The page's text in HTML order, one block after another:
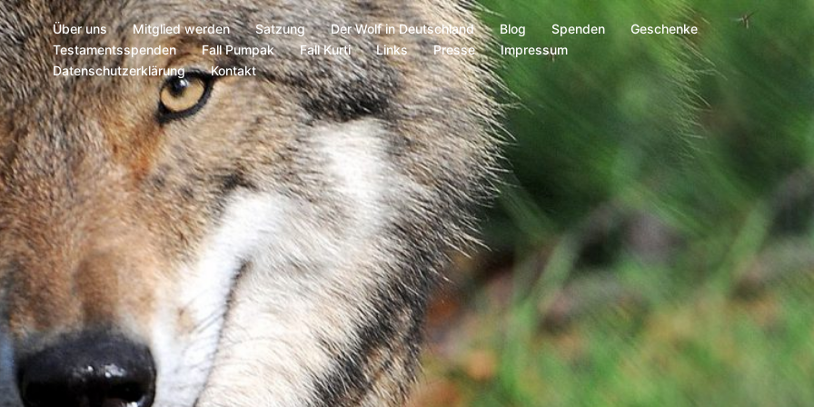
Über uns Mitglied werden Satzung Der Wolf in Deutschland Blog Spenden
Geschenke
Testamentsspenden
Fall Pumpak Fall Kurti Links Presse
Impressum
Datenschutzerklärung
Kontakt